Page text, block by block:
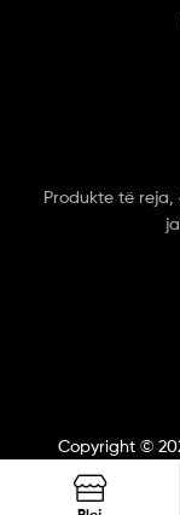
Produkte të
Copyright ©